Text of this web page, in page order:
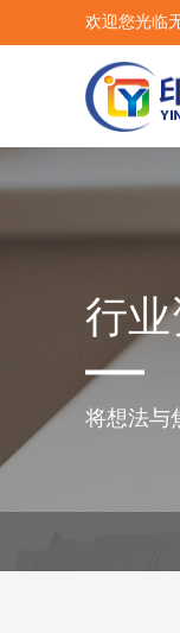
欢迎您光临
行
将想法与